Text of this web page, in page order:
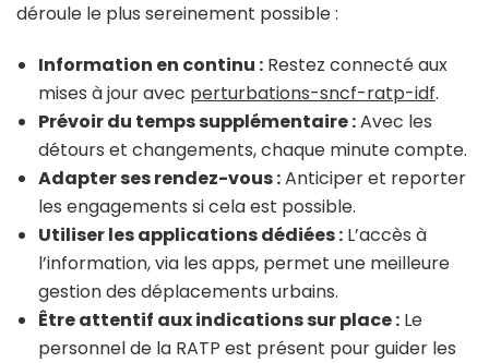
déroule le plus sereinement possible :
Information en continu : Restez connecté aux
mises à jour avec perturbations-sncf-ratp-idf.
Prévoir du temps supplémentaire :Avec les
détours et changements, chaque minute compte.
Adapter ses rendez-vous :Anticiper et reporter
les engagements si cela est possible.
Utiliser les applications dédiées : L’accès à
l’information, via les apps, permet une meilleure
gestion des déplacements urbains.
Être attentif aux indications sur place : Le
personnel de la RATP est présent pour guider les